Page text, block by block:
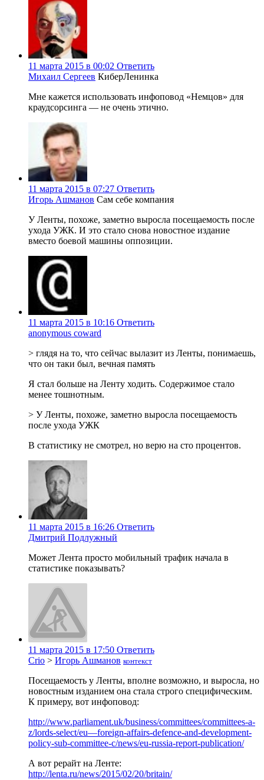
11 марта 2015 в 00:02 Ответить
Михаил Сергеев КиберЛенинка
Мне кажется использовать инфоповод «Немцов» для
краудсорсинга — не очень этично.
11 марта 2015 в 07:27 Ответить
Игорь Ашманов Сам себе компания
У Ленты, похоже, заметно выросла посещаемость после
ухода УЖК. И это стало снова новостное издание
вместо боевой машины оппозиции.
11 марта 2015 в 10:16 Ответить
anonymous coward
> глядя на то, что сейчас вылазит из Ленты, понимаешь,
что он таки был, вечная память
Я стал больше на Ленту ходить. Содержимое стало
менее тошнотным.
> У Ленты, похоже, заметно выросла посещаемость
после ухода УЖК
В статистику не смотрел, но верю на сто процентов.
11 марта 2015 в 16:26 Ответить
Дмитрий Подлужный
Может Лента просто мобильный трафик начала в
статистике показывать?
11 марта 2015 в 17:50 Ответить
Crio > Игорь Ашманов контекст
Посещаемость у Ленты, вполне возможно, и выросла, но
новостным изданием она стала строго специфическим.
К примеру, вот инфоповод:
http://www.parliament.uk/business/committees/committees-a-
z/lords-select/eu—foreign-affairs-defence-and-development-
policy-sub-committee-c/news/eu-russia-report-publication/
А вот рерайт на Ленте:
http://lenta.ru/news/2015/02/20/britain/